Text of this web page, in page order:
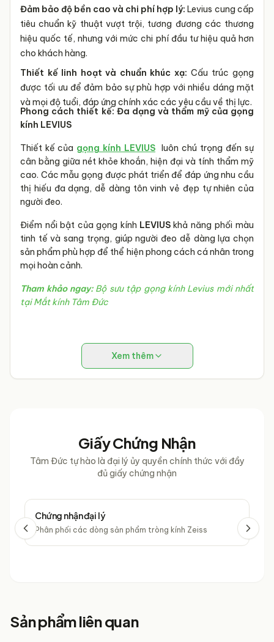
Đảm bảo độ bền cao và chi phí hợp lý: Levius cung cấp
tiêu chuẩn kỹ thuật vượt trội, tương đương các thương
hiệu quốc tế, nhưng với mức chi phí đầu tư hiệu quả hơn
cho khách hàng.
Thiết kế linh hoạt và chuẩn khúc xạ: Cấu trúc gọng
được tối ưu để đảm bảo sự phù hợp với nhiều dáng mặt
và mọi độ tuổi, đáp ứng chính xác các yêu cầu về thị lực.
Phong cách thiết kế: Đa dạng và thẩm mỹ của gọng
kính LEVIUS
Thiết kế của gọng kính LEVIUS luôn chú trọng đến sự
cân bằng giữa nét khỏe khoắn, hiện đại và tính thẩm mỹ
cao. Các mẫu gọng được phát triển để đáp ứng nhu cầu
thị hiếu đa dạng, dễ dàng tôn vinh vẻ đẹp tự nhiên của
người đeo.
Điểm nổi bật của gọng kính LEVIUS khả năng phối màu
tinh tế và sang trọng, giúp người đeo dễ dàng lựa chọn
sản phẩm phù hợp để thể hiện phong cách cá nhân trong
mọi hoàn cảnh.
Tham khảo ngay:Bộ sưu tập gọng kính Levius mới nhất
tại Mắt kính Tâm Đức
Xem thêm
Giấy Chứng Nhận
Tâm Đức tự hào là đại lý ủy quyền chính thức với đầy
đủ giấy chứng nhận
Chứng nhận đại lý
Phân phối các dòng sản phẩm tròng kính Zeiss
Sản phẩm liên quan